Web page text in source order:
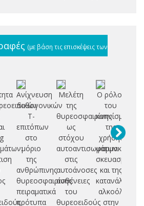
(με βάση τις επισκέψεις των
Ανίχνευση
παθογονικών
Τ-
επιτόπων
στο
μόριο
της
ανθρώπινης
θυρεοσφαιρίνης:
πειραματικά
πρότυπα
Μελέτη
της
θυρεοσφαιρίνης
ως
στόχου
αυτοαντισωμάτων
στις
αυτοάνοσες
ασθένειες
του
θυρεοειδούς
Ο ρόλος
του
καπνίσματος,
της
χρήσης
σκευασμάτων
και της
κατανάλωσης
αλκοόλ
στην